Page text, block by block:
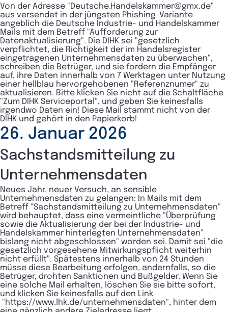
Von der Adresse "Deutsche.Handelskammer@gmx.de"
aus versendet in der jüngsten Phishing-Variante
angeblich die Deutsche Industrie- und Handelskammer
Mails mit dem Betreff "Aufforderung zur
Datenaktualisierung". Die DIHK sei "gesetzlich
verpflichtet, die Richtigkeit der im Handelsregister
eingetragenen Unternehmensdaten zu überwachen",
schreiben die Betrüger, und sie fordern die Empfänger
auf, ihre Daten innerhalb von 7 Werktagen unter Nutzung
einer hellblau hervorgehobenen "Referenznumer" zu
aktualisieren. Bitte klicken Sie nicht auf die Schaltfläche
"Zum DIHK Serviceportal", und geben Sie keinesfalls
irgendwo Daten ein! Diese Mail stammt nicht von der
DIHK und gehört in den Papierkorb!
26. Januar 2026
Sachstandsmitteilung zu
Unternehmensdaten
Neues Jahr, neuer Versuch, an sensible
Unternehmensdaten zu gelangen: In Mails mit dem
Betreff "Sachstandsmitteilung zu Unternehmensdaten"
wird behauptet, dass eine vermeintliche "Überprüfung
sowie die AktuaIisierung der bei der lndustrie- und
HandeIskammer hinterlegten Unternehmensdaten"
bislang nicht abgeschlossen" worden sei. Damit sei "die
gesetzlich vorgesehene Mitwirkungspflicht weiterhin
nicht erfüllt". Spätestens innerhalb von 24 Stunden
müsse diese Bearbeitung erfolgen, andernfalls, so die
Betrüger, drohten Sanktionen und Bußgelder. Wenn Sie
eine solche Mail erhalten, löschen Sie sie bitte sofort,
und klicken Sie keinesfalls auf den Link
"https://www.lhk.de/unternehmensdaten", hinter dem